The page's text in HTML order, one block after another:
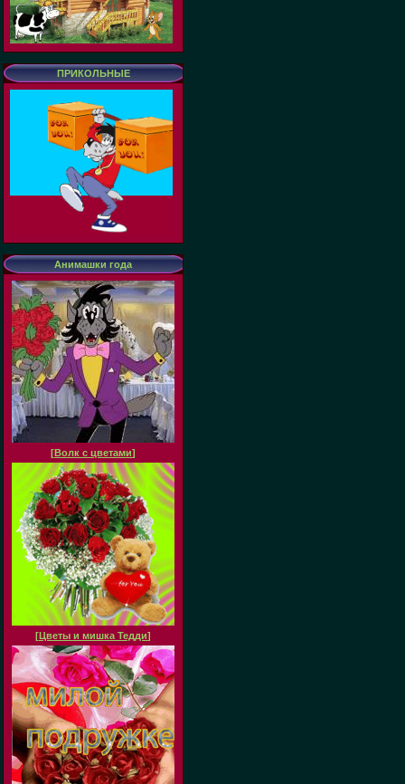
ПРИКОЛЬНЫЕ
Анимашки года
[Волк с цветами]
[Цветы и мишка Тедди]